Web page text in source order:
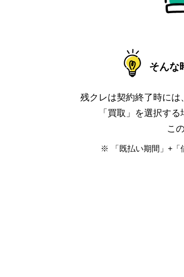
そんな
残クレは契約終了時に
「買取」を選択す
こ
※ 「既払い期間」+